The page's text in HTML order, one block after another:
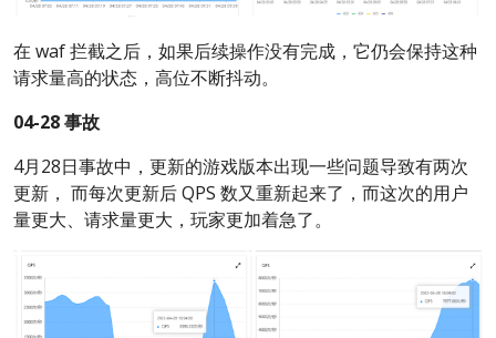
在 waf 拦截之后，如果后续操作没有完成，它仍会保持这种
请求量高的状态，高位不断抖动。
04-28 事故
4月28日事故中，更新的游戏版本出现一些问题导致有两次
更新， 而每次更新后 QPS 数又重新起来了，而这次的用户
量更大、请求量更大，玩家更加着急了。